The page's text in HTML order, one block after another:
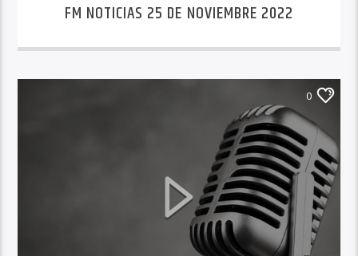
FM NOTICIAS 25 DE NOVIEMBRE 2022
0